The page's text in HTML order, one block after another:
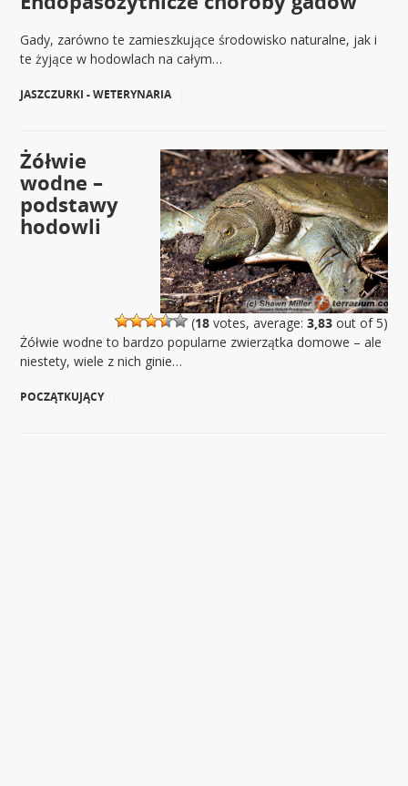
Gady, zarówno te zamieszkujące środowisko naturalne, jak i
te żyjące w hodowlach na całym…
JASZCZURKI - WETERYNARIA
(18votes, average: 3,83out of 5)
Żółwie
wodne –
podstawy
hodowli
Żółwie wodne to bardzo popularne zwierzątka domowe – ale
niestety, wiele z nich ginie…
POCZĄTKUJĄCY